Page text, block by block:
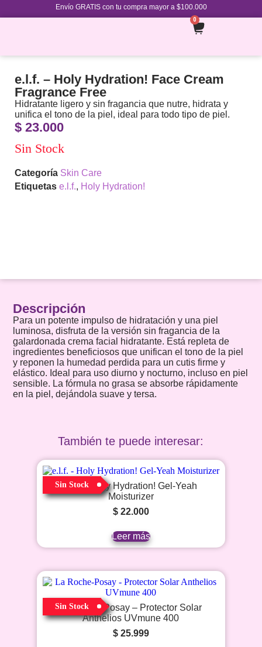
Envío GRATIS con tu compra mayor a $100.000
0
e.l.f. – Holy Hydration! Face Cream
Fragrance Free
Hidratante ligero y sin fragancia que nutre, hidrata y
unifica el tono de la piel, ideal para todo tipo de piel.
$ 23.000
Sin Stock
Categoría Skin Care
Etiquetas e.l.f., Holy Hydration!
Descripción
Para un potente impulso de hidratación y una piel
luminosa, disfruta de la versión sin fragancia de la
galardonada crema facial hidratante. Está repleta de
ingredientes beneficiosos que unifican el tono de la piel
y reponen la humedad perdida para un cutis firme y
elástico. Ideal para uso diurno y nocturno, incluso en piel
sensible. La fórmula no grasa se absorbe rápidamente
en la piel, dejándola suave y tersa.
También te puede interesar:
Sin Stock
e.l.f. – Holy Hydration! Gel-Yeah
Moisturizer
$22.000
Leer más
Sin Stock
La Roche-Posay – Protector Solar
Anthelios UVmune 400
$25.999